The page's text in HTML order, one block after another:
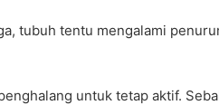
tubuh tentu mengalami
untuk tetap aktif.